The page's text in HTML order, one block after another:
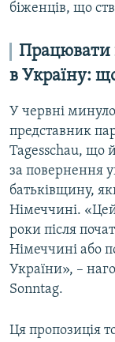
біженців, що
Працювати
в Україну:
У червні
представник
Tagesschau, що
за повернення
батьківщину,
Німеччині.
роки після
Німеччині або
України», –
Sonntag.
Ця пропозиція